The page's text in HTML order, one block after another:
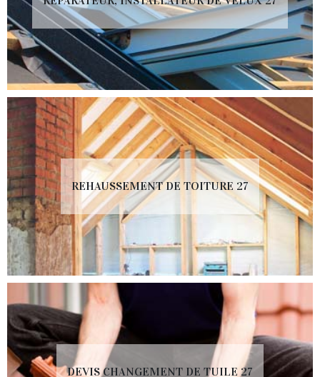
REHAUSSEMENT DE TOITURE 27
DEVIS CHANGEMENT DE TUILE 27